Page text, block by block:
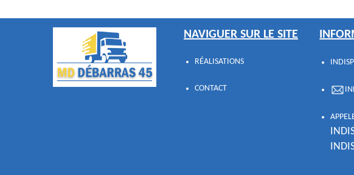
NAVIGUER SUR LE SITE
RÉALISATIONS
CONTACT